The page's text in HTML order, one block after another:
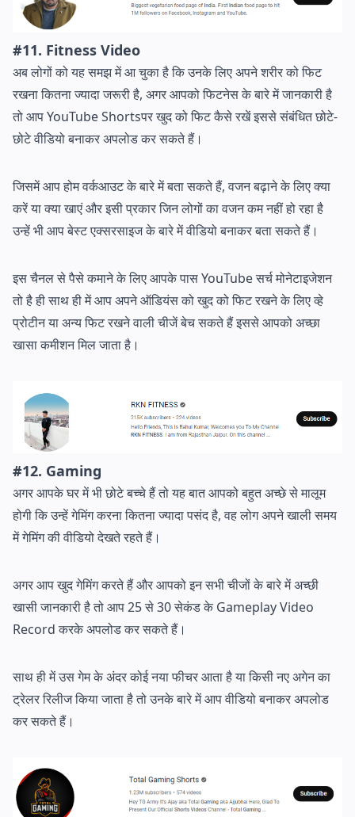
#11. Fitness Video
अब लोगों को यह समझ में आ चुका है कि उनके लिए अपने शरीर को फिट
रखना कितना ज्यादा जरूरी है, अगर आपको फिटनेस के बारे में जानकारी है
तो आप YouTube Shortsपर खुद को फिट कैसे रखें इससे संबंधित छोटे-
छोटे वीडियो बनाकर अपलोड कर सकते हैं।
जिसमें आप होम वर्कआउट के बारे में बता सकते हैं, वजन बढ़ाने के लिए क्या
करें या क्या खाएं और इसी प्रकार जिन लोगों का वजन कम नहीं हो रहा है
उन्हें भी आप बेस्ट एक्सरसाइज के बारे में वीडियो बनाकर बता सकते हैं।
इस चैनल से पैसे कमाने के लिए आपके पास YouTube सर्च मोनेटाइजेशन
तो है ही साथ ही में आप अपने ऑडियंस को खुद को फिट रखने के लिए व्हे
प्रोटीन या अन्य फिट रखने वाली चीजें बेच सकते हैं इससे आपको अच्छा
खासा कमीशन मिल जाता है।
#12. Gaming
अगर आपके घर में भी छोटे बच्चे हैं तो यह बात आपको बहुत अच्छे से मालूम
होगी कि उन्हें गेमिंग करना कितना ज्यादा पसंद है, वह लोग अपने खाली समय
में गेमिंग की वीडियो देखते रहते हैं।
अगर आप खुद गेमिंग करते हैं और आपको इन सभी चीजों के बारे में अच्छी
खासी जानकारी है तो आप 25 से 30 सेकंड के Gameplay Video
Record करके अपलोड कर सकते हैं।
साथ ही में उस गेम के अंदर कोई नया फीचर आता है या किसी नए अगेन का
ट्रेलर रिलीज किया जाता है तो उनके बारे में आप वीडियो बनाकर अपलोड
कर सकते हैं।